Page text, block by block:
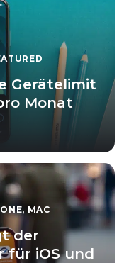
Gerätelimit
Monat
, MAC
der
für iOS und